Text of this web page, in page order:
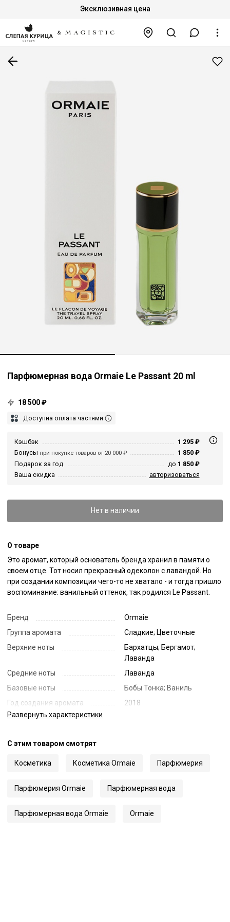
Эксклюзивная цена
Парфюмерная вода Ormaie Le Passant 20 ml
18 500 ₽
Доступна оплата частями
Кэшбэк
1 295 ₽
Бонусы при покупке товаров от 20 000 ₽
1 850 ₽
Подарок за год
до 1 850 ₽
Ваша скидка
авторизоваться
Нет в наличии
О товаре
Это аромат, который основатель бренда хранил в памяти о
своем отце. Тот носил прекрасный одеколон с лавандой. Но
при создании композиции чего-то не хватало - и тогда пришло
воспоминание: ванильный оттенок, так родился Le Passant.
Бренд
Ormaie
Группа аромата
Сладкие; Цветочные
Верхние ноты
Бархатцы; Бергамот;
Лаванда
Средние ноты
Лаванда
Базовые ноты
Бобы Тонка; Ваниль
Год создания аромата
2018
Объем
Код
Артикул
P-Le Passant
Развернуть характеристики
С этим товаром смотрят
Косметика Косметика Ormaie Парфюмерия
Парфюмерия Ormaie Парфюмерная вода
Парфюмерная вода Ormaie Ormaie